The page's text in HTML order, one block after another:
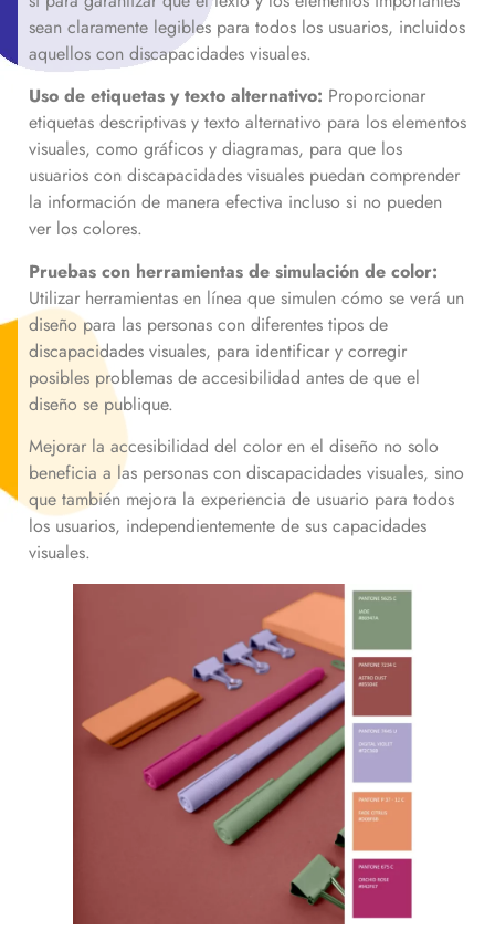
sean claramente legibles para todos los usuarios, incluidos
aquellos con discapacidades visuales.
Uso de etiquetas y texto alternativo: Proporcionar
etiquetas descriptivas y texto alternativo para los elementos
visuales, como gráficos y diagramas, para que los
usuarios con discapacidades visuales puedan comprender
la información de manera efectiva incluso si no pueden
ver los colores.
Pruebas con herramientas de simulación de color:
Utilizar herramientas en línea que simulen cómo se verá un
diseño para las personas con diferentes tipos de
discapacidades visuales, para identificar y corregir
posibles problemas de accesibilidad antes de que el
diseño se publique.
Mejorar la accesibilidad del color en el diseño no solo
beneficia a las personas con discapacidades visuales, sino
que también mejora la experiencia de usuario para todos
los usuarios, independientemente de sus capacidades
visuales.